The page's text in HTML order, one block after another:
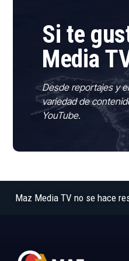
Si te
Media
Desde reportajes y
variedad de
YouTube.
Maz Media TV no se hace